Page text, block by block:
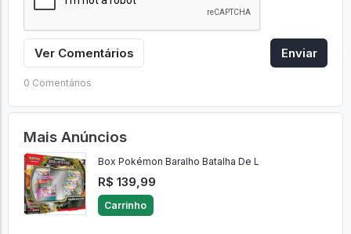
Ver Comentários Enviar
0 Comentários
Mais Anúncios
Box Pokémon Baralho Batalha De L
R$ 139,99
Carrinho